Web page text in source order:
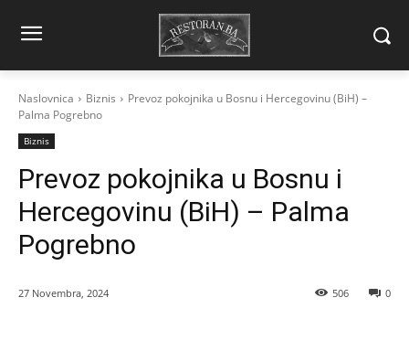
Naslovnica Biznis
Prevoz pokojnika u Bosnu i Hercegovinu (BiH) –
Palma Pogrebno
Biznis
Prevoz pokojnika u Bosnu i
Hercegovinu (BiH) – Palma
Pogrebno
27 Novembra, 2024 0
506